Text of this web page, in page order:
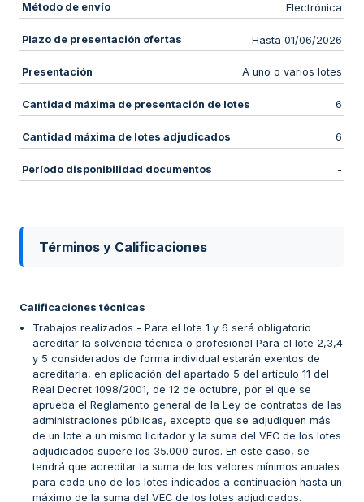
Método de envío Electrónica
Plazo de presentación ofertas Hasta 01/06/2026
Presentación A uno o varios lotes
Cantidad máxima de presentación de lotes 6
Cantidad máxima de lotes adjudicados 6
Período disponibilidad documentos -
Términos y Calificaciones
Calificaciones técnicas
Trabajos realizados - Para el lote 1 y 6 será obligatorio
acreditar la solvencia técnica o profesional Para el lote 2,3,4
y 5 considerados de forma individual estarán exentos de
acreditarla, en aplicación del apartado 5 del artículo 11 del
Real Decret 1098/2001, de 12 de octubre, por el que se
aprueba el Reglamento general de la Ley de contratos de las
administraciones públicas, excepto que se adjudiquen más
de un lote a un mismo licitador y la suma del VEC de los lotes
adjudicados supere los 35.000 euros. En este caso, se
tendrá que acreditar la suma de los valores mínimos anuales
para cada uno de los lotes indicados a continuación hasta un
máximo de la suma del VEC de los lotes adjudicados.